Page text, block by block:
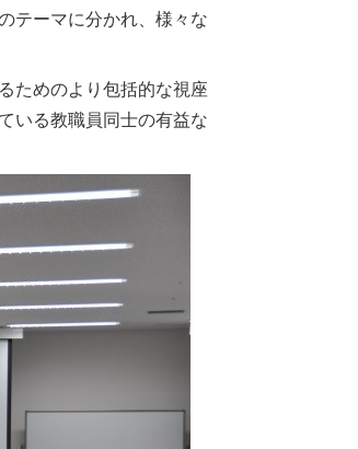
テーマに分かれ、様々な
ためのより包括的な視座
いる教職員同士の有益な